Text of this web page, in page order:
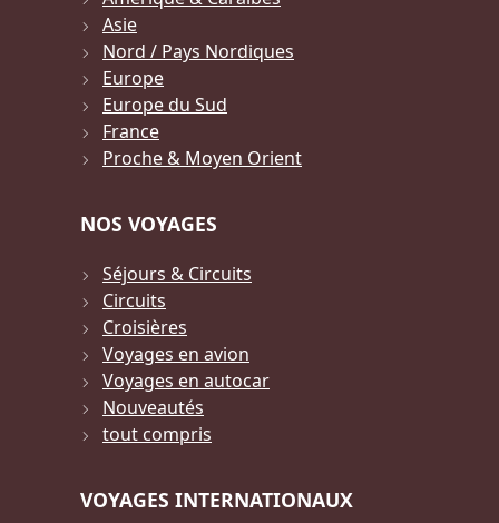
Asie
Nord / Pays Nordiques
Europe
Europe du Sud
France
Proche & Moyen Orient
NOS VOYAGES
Séjours & Circuits
Circuits
Croisières
Voyages en avion
Voyages en autocar
Nouveautés
tout compris
VOYAGES INTERNATIONAUX